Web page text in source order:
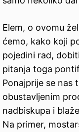
Elem, o ovomu
ćemo, kako koji
pojedini rad,
pitanja toga
Ponajprije se nas
obustavljenim
nadbiskupa i
Na primer,